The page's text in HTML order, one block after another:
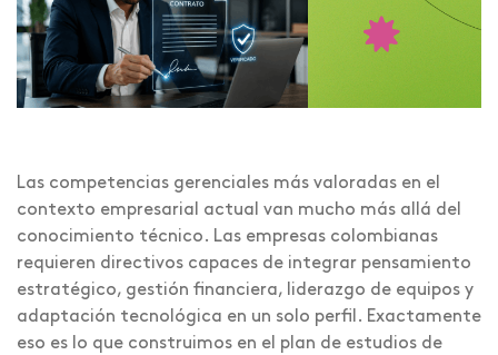
Las competencias gerenciales más valoradas en el
contexto empresarial actual van mucho más allá del
conocimiento técnico. Las empresas colombianas
requieren directivos capaces de integrar pensamiento
estratégico, gestión financiera, liderazgo de equipos y
adaptación tecnológica en un solo perfil. Exactamente
eso es lo que construimos en el plan de estudios de